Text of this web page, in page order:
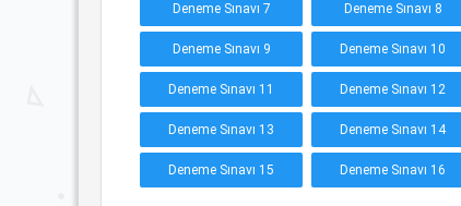
Deneme Sınavı 7 Deneme Sınavı 8
Deneme Sınavı 9 Deneme Sınavı 10
Deneme Sınavı 11 Deneme Sınavı 12
Deneme Sınavı 13 Deneme Sınavı 14
Deneme Sınavı 15 Deneme Sınavı 16